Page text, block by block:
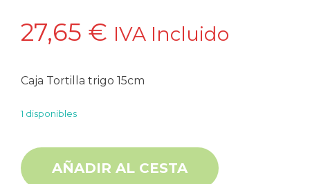
27,65 € IVA Incluido
Caja Tortilla trigo 15cm
1 disponibles
AÑADIR AL CESTA